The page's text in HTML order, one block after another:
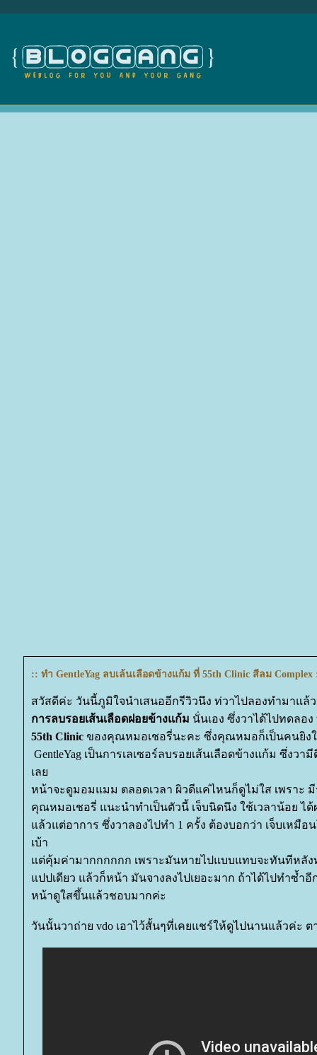
:: ทำ GentleYag ลบเล้นเลือดข้างแก้ม ที่ 55th Clinic สีลม Complex
สวัสดีค่ะ วันนี้ภูมิใจนำเสนออีกรีวิวนึง ท่วาไปลองทำมาแ
การลบรอยเส้นเลือดฝอยข้างแก้ม นั่นเอง ซึ่งวาได้ไปทดลอง
55th Clinic ของคุณหมอเชอรี่นะคะ ซึ่งคุณหมอก็เป็นคนยิ
GentleYag เป็นการเลเซอร์ลบรอยเส้นเลือดข้างแก้ม ซึ่งว
เล
หน้าจะดูมอมแมม ตลอดเวลา ผิวดีแค่ไหนก็ดูไม่ใส เพราะ มี
คุณหมอเชอรี่ แนะนำทำเป็นตัวนี้ เจ็บนิดนึง ใช้เวลาน้อย ไ
ล้วแต่อาการ ซึ่งวาลองไปทำ 1 ครั้ง ต้องบอกว่า เจ็บเหมือ
เบ้า
ต่คุ้มค่ามากกกกกก เพราะมันหายไปแบบแทบจะทันทีหลัง
ปปเดียว แล้วก็หน้า มันจางลงไปเยอะมาก ถ้าได้ไปทำซ้ำ
หน้าดูใสขึ้นแล้วชอบมากค่ะ
วันนั้นวาถ่าย vdo เอาไว้สั้นๆที่เคยแชร์ให้ดูไปนานแล้วค่ะ ต